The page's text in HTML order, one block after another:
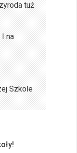
tuż
na
Szkole